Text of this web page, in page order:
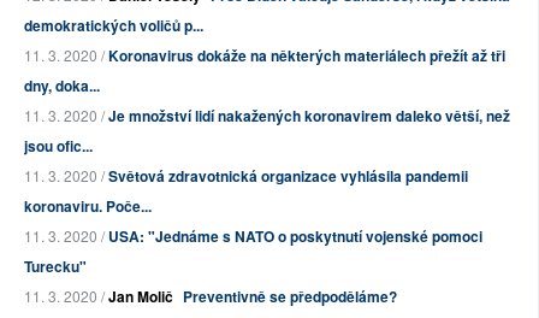
demokratických voličů p...
11. 3. 2020 /Koronavirus dokáže na některých materiálech přežít až tři
dny, doka...
11. 3. 2020 /Je množství lidí nakažených koronavirem daleko větší, než
jsou ofic...
11. 3. 2020 /Světová zdravotnická organizace vyhlásila pandemii
koronaviru. Poče...
11. 3. 2020 /USA: "Jednáme s NATO o poskytnutí vojenské pomoci
Turecku"
11. 3. 2020 /Jan Molič Preventivně se předpoděláme?